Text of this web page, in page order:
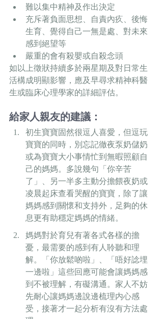
難以集中精神及作出決定
充斥著負面思想、自責內疚、後悔
生育、覺得自己一無是處、對未來
感到絕望等
嚴重的會有殺嬰或自殺念頭
如以上徵狀持續多於兩星期及對日常生
活構成明顯影響，應及早尋求精神科醫
生或臨床心理學家的詳細評估。
給家人親友的建議：
初生寶寶固然很逗人喜愛，但逗玩
寶寶的同時，別忘記徹夜泵奶儲奶
或為寶寶大小事情忙到無暇照顧自
己的媽媽。多說幾句「你辛苦
了」、另一半多主動分擔餵夜奶或
凌晨起床查看哭醒的寶寶，除了讓
媽媽感到關懷和支持外，足夠的休
息更有助穩定媽媽的情緒。
媽媽對於育兒有著各式各樣的擔
憂，最需要的感到有人聆聽和理
解。「你放鬆啲啦」、「唔好諗埋
一邊啦」這些回應可能會讓媽媽感
到不被理解，有礙溝通。家人不妨
先耐心讓媽媽邊說邊梳理内心感
受，接著才一起分析有沒有方法處